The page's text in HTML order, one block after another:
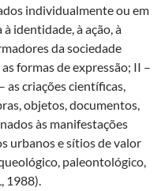
individualmente ou em
identidade, à ação, à
da sociedade
formas de expressão; II –
as criações científicas,
objetos, documentos,
às manifestações
urbanos e sítios de valor
paleontológico,
1988).